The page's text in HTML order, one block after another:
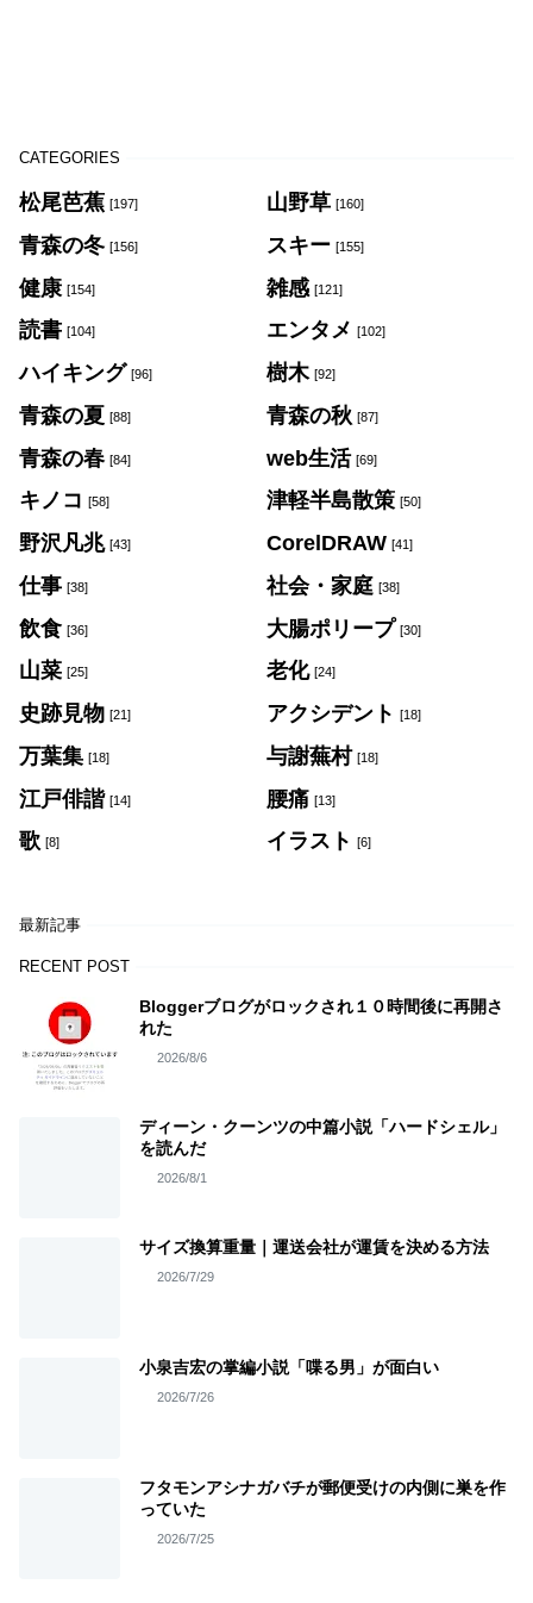
CATEGORIES
松尾芭蕉 [197] 山野草 [160]
青森の冬 [156] スキー [155]
健康 [154] 雑感 [121]
読書 [104] エンタメ [102]
ハイキング [96] 樹木 [92]
青森の夏 [88] 青森の秋 [87]
青森の春 [84] web生活 [69]
キノコ [58] 津軽半島散策 [50]
野沢凡兆 [43] CorelDRAW [41]
仕事 [38] 社会・家庭 [38]
飲食 [36] 大腸ポリープ [30]
山菜 [25] 老化 [24]
史跡見物 [21] アクシデント [18]
万葉集 [18] 与謝蕪村 [18]
江戸俳諧 [14] 腰痛 [13]
歌 [8] イラスト [6]
最新記事
RECENT POST
Bloggerブログがロックされ１０時間後に再開さ
れた
2026/8/6
ディーン・クーンツの中篇小説「ハードシェル」
を読んだ
2026/8/1
サイズ換算重量｜運送会社が運賃を決める方法
2026/7/29
小泉吉宏の掌編小説「喋る男」が面白い
2026/7/26
フタモンアシナガバチが郵便受けの内側に巣を作
っていた
2026/7/25